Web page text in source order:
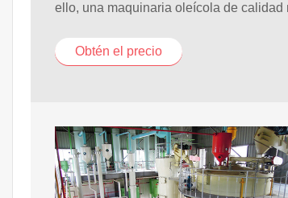
ello, una maquinaria oleícola de calidad
Obtén el precio